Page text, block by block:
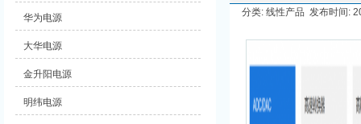
分类: 线性产品 发布时间:
华为电源
大华电源
金升阳电源
明纬电源